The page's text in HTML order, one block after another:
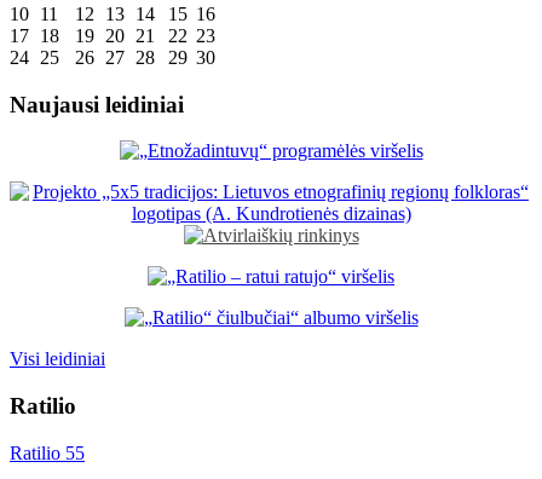
10 11 12 13 14 15 16
17 18 19 20 21 22 23
24 25 26 27 28 29 30
Naujausi leidiniai
Visi leidiniai
Ratilio
Ratilio 55